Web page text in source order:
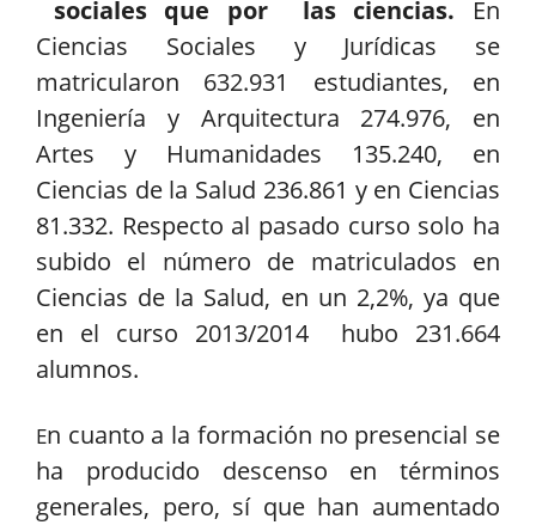
sociales que por las ciencias. En
Ciencias Sociales y Jurídicas se
matricularon 632.931 estudiantes, en
Ingeniería y Arquitectura 274.976, en
Artes y Humanidades 135.240, en
Ciencias de la Salud 236.861 y en Ciencias
81.332. Respecto al pasado curso solo ha
subido el número de matriculados en
Ciencias de la Salud, en un 2,2%, ya que
en el curso 2013/2014 hubo 231.664
alumnos.
En cuanto a la formación no presencial se
ha producido descenso en términos
generales, pero, sí que han aumentado